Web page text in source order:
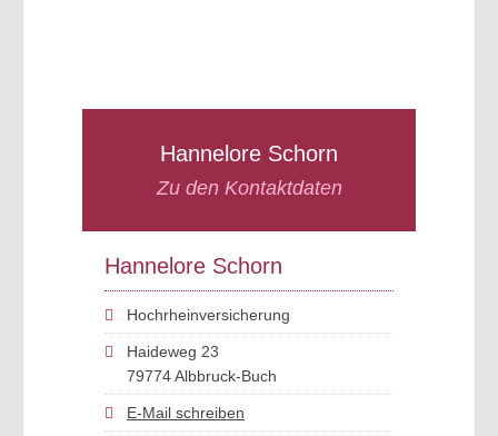
Hannelore Schorn
Zu den Kontaktdaten
Hannelore Schorn
Hochrheinversicherung
Haideweg 23
79774 Albbruck-Buch
E-Mail schreiben